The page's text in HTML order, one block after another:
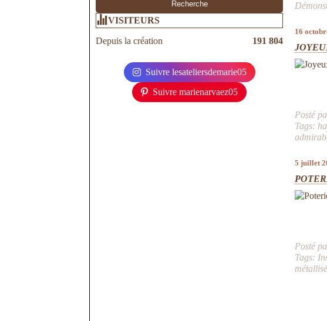
VISITEURS
Depuis la création 191 804
Suivre lesateliersdemarie05
Suivre marienarvaez05
16
Posté
Tags:
5 juillet
Posté
Tags: